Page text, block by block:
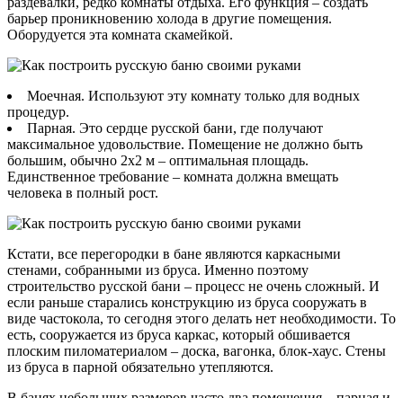
барьер проникновению холода в другие помещения.
Оборудуется эта комната скамейкой.
Моечная. Используют эту комнату только для водных
процедур.
Парная. Это сердце русской бани, где получают
максимальное удовольствие. Помещение не должно быть
большим, обычно 2х2 м – оптимальная площадь.
Единственное требование – комната должна вмещать
человека в полный рост.
Кстати, все перегородки в бане являются каркасными
стенами, собранными из бруса. Именно поэтому
строительство русской бани – процесс не очень сложный. И
если раньше старались конструкцию из бруса сооружать в
виде частокола, то сегодня этого делать нет необходимости. То
есть, сооружается из бруса каркас, который обшивается
плоским пиломатериалом – доска, вагонка, блок-хаус. Стены
из бруса в парной обязательно утепляются.